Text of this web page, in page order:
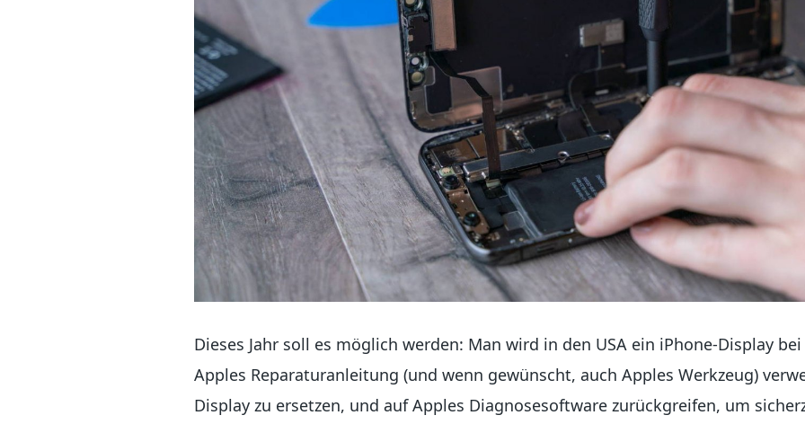
Dieses Jahr soll es möglich werden: Man wird in den USA ein iPhone-Display
Apples Reparaturanleitung (und wenn gewünscht, auch Apples Werkzeug)
Display zu ersetzen, und auf Apples Diagnosesoftware zurückgreifen, um